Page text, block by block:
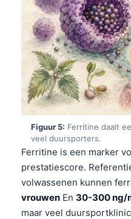
Figuur 5: Ferritine daalt
veel duursporters.
Ferritine is een marker
prestatiescore.
volwassenen kunnen
vrouwen En 30-300 ng/
maar veel